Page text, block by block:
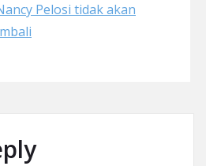
Pelosi tidak akan